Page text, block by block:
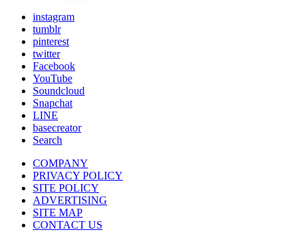
instagram
tumblr
pinterest
twitter
Facebook
YouTube
Soundcloud
Snapchat
LINE
basecreator
Search
COMPANY
PRIVACY POLICY
SITE POLICY
ADVERTISING
SITE MAP
CONTACT US